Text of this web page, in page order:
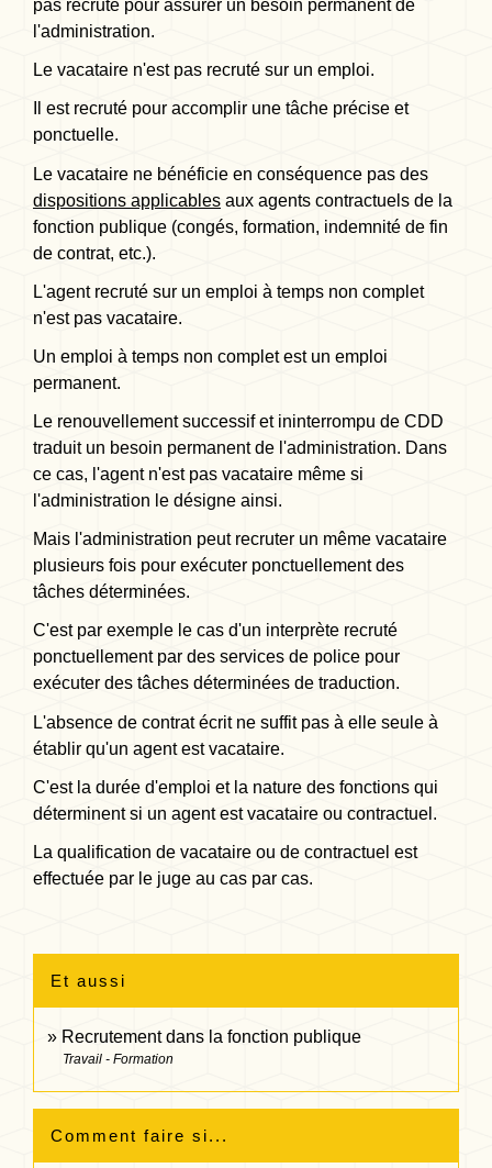
pas recruté pour assurer un besoin permanent de
l'administration.
Le vacataire n'est pas recruté sur un emploi.
Il est recruté pour accomplir une tâche précise et
ponctuelle.
Le vacataire ne bénéficie en conséquence pas des
dispositions applicables aux agents contractuels de la
fonction publique (congés, formation, indemnité de fin
de contrat, etc.).
L'agent recruté sur un emploi à temps non complet
n'est pas vacataire.
Un emploi à temps non complet est un emploi
permanent.
Le renouvellement successif et ininterrompu de CDD
traduit un besoin permanent de l'administration. Dans
ce cas, l'agent n'est pas vacataire même si
l'administration le désigne ainsi.
Mais l'administration peut recruter un même vacataire
plusieurs fois pour exécuter ponctuellement des
tâches déterminées.
C'est par exemple le cas d'un interprète recruté
ponctuellement par des services de police pour
exécuter des tâches déterminées de traduction.
L'absence de contrat écrit ne suffit pas à elle seule à
établir qu'un agent est vacataire.
C'est la durée d'emploi et la nature des fonctions qui
déterminent si un agent est vacataire ou contractuel.
La qualification de vacataire ou de contractuel est
effectuée par le juge au cas par cas.
Et aussi
Recrutement dans la fonction publique
Travail - Formation
Comment faire si...